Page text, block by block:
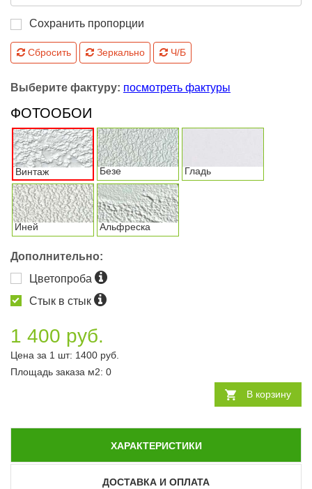
Сохранить пропорции
Сбросить Зеркально Ч/Б
Выберите фактуру: посмотреть фактуры
ФОТООБОИ
Винтаж Безе Гладь
Иней Альфреска
Дополнительно:
Цветопроба
Стык в стык
1 400 руб.
Цена за 1 шт: 1400 руб.
Площадь заказа м2: 0
В корзину
ХАРАКТЕРИСТИКИ
ДОСТАВКА И ОПЛАТА